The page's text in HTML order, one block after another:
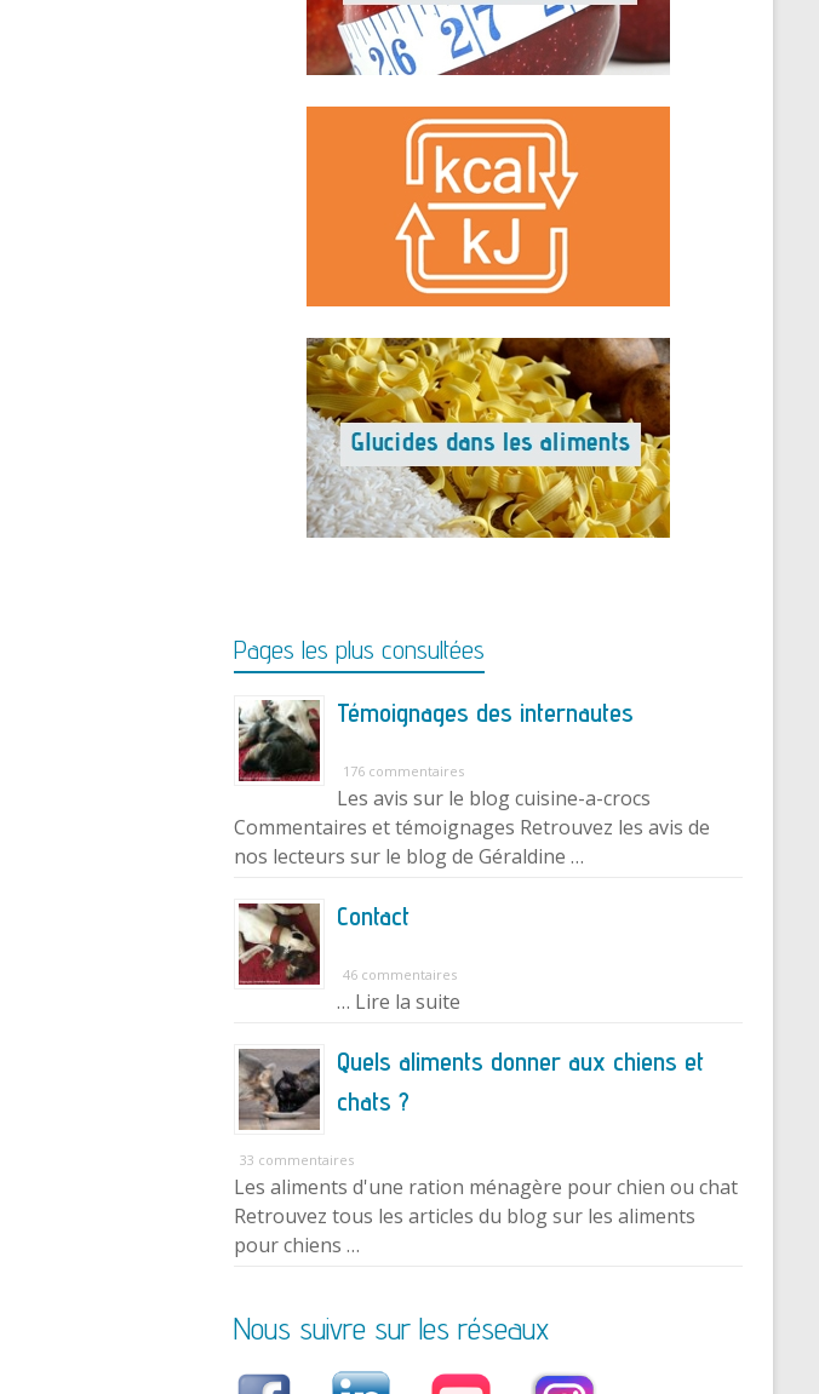
Pages les plus consultées
Témoignages des internautes
176 commentaires
Les avis sur le blog cuisine-a-crocs
Commentaires et témoignages Retrouvez les avis de
nos lecteurs sur le blog de Géraldine …
Contact
46 commentaires
… Lire la suite
Quels aliments donner aux chiens et
chats ?
33 commentaires
Les aliments d'une ration ménagère pour chien ou chat
Retrouvez tous les articles du blog sur les aliments
pour chiens …
Nous suivre sur les réseaux